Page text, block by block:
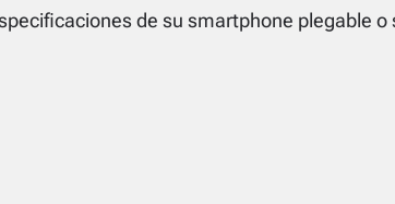
de su smartphone plegable o